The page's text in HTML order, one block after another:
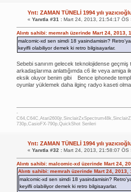
Ynt: ZAMAN TÜNELİ 1994 yılı
« Yanıtla #31 :Mart 24, 2013, 21:54:17 ÖS
Alıntı sahibi: memrah üzerinde Mart 24, 2013,
malcomic-xd sen simdi 18 yasindamisin?
keyifli olabiliyor demek ki retro bilgisayarlar.
Sebebi sanırım gelecek teknolojidense
arkadaşlarıma anlattığımda c6 ile veya amiga
eksik oluyor benim gibi
Bence iphonede
oyunlar yüklemek daha ilginç radyo kaseti
-
730p,CasioFX-790p,QuickShot Serileri
Ynt: ZAMAN TÜNELİ 1994 yılı
« Yanıtla #32 :Mart 24, 2013, 21:58:07 ÖS
Alıntı sahibi: malcomic-xd üzerinde Mart 24,
Alıntı sahibi: memrah üzerinde Mart 24, 2013,
malcomic-xd sen simdi 18 yasindamisin?
keyifli olabiliyor demek ki retro bilgisayarlar.